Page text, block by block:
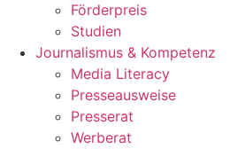
Förderpreis
Studien
Journalismus & Kompetenz
Media Literacy
Presseausweise
Presserat
Werberat